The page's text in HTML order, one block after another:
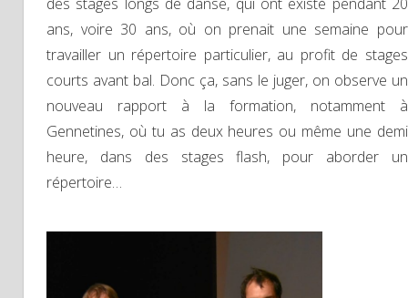
ans, voire 30 ans, où on prenait une semaine pour
travailler un répertoire particulier, au profit de stages
courts avant bal. Donc ça, sans le juger, on observe un
nouveau rapport à la formation, notamment à
Gennetines, où tu as deux heures ou même une demi
heure, dans des stages flash, pour aborder un
répertoire…